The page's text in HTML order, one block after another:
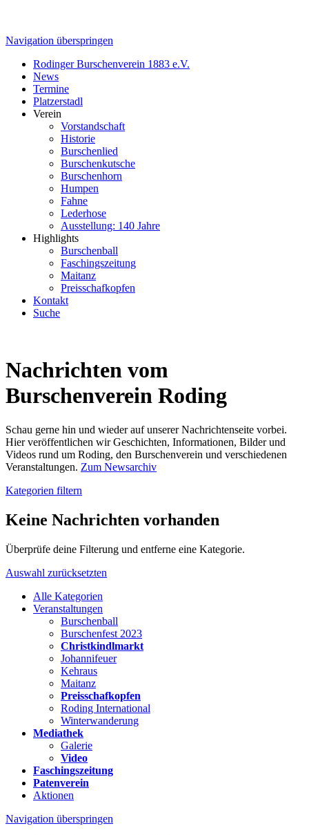
Navigation überspringen
Rodinger Burschenverein 1883 e.V.
News
Termine
Platzerstadl
Verein
Vorstandschaft
Historie
Burschenlied
Burschenkutsche
Burschenhorn
Humpen
Fahne
Lederhose
Ausstellung: 140 Jahre
Highlights
Burschenball
Faschingszeitung
Maitanz
Preisschafkopfen
Kontakt
Suche
Nachrichten vom
Burschenverein Roding
Schau gerne hin und wieder auf unserer Nachrichtenseite vorbei.
Hier veröffentlichen wir Geschichten, Informationen, Bilder und
Videos rund um Roding, den Burschenverein und verschiedenen
Veranstaltungen. Zum Newsarchiv
Kategorien filtern
Keine Nachrichten vorhanden
Überprüfe deine Filterung und entferne eine Kategorie.
Auswahl zurücksetzten
Alle Kategorien
Veranstaltungen
Burschenball
Burschenfest 2023
Christkindlmarkt
Johannifeuer
Kehraus
Maitanz
Preisschafkopfen
Roding International
Winterwanderung
Mediathek
Galerie
Video
Faschingszeitung
Patenverein
Aktionen
Navigation überspringen